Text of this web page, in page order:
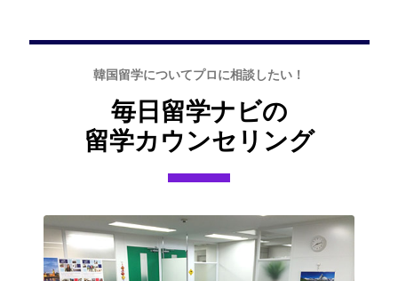
韓国留学についてプロに相談したい！
毎日留学ナビの
留学カウンセリング